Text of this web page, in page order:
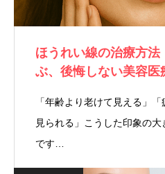
ほうれい線の治療方
ぶ、後悔しない美容医
「年齢より老けて見える」
見られる」こうした印象の
です…